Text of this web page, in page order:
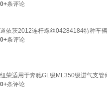
0+条评论
道依茨2012连杆螺丝04284184特种车
0+条评论
纽荣适用于奔驰GL级ML350级进气支
0+条评论